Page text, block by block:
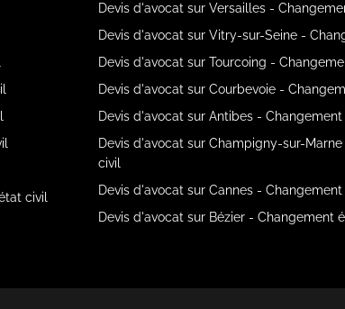
civil
Devis d'avocat sur Versailles -
Devis d'avocat sur Vitry-sur-Seine -
Devis d'avocat sur Tourcoing -
Devis d'avocat sur Courbevoie -
Devis d'avocat sur Antibes - Changement
Devis d'avocat sur Champigny-sur-
civil
Devis d'avocat sur Cannes - Changement
Devis d'avocat sur Bézier - Changement